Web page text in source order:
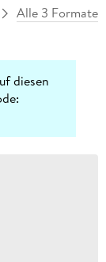
Alle 3 Formate
diesen